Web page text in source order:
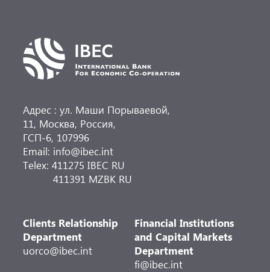
BT Capital Partners, подразделение
инвестиционного банкинга и рынков
капитала Banca Transilvania Financial Group.
Адрес : ул. Маши Порываевой,
11, Москва, Россия,
ГСП-6, 107996
Email: info@ibec.int
Telex: 411275 IBEC RU
411391 MZBK RU
Clients Relationship
Department
uorco@ibec.int
Financial Institutions
and Capital Markets
Department
fi@ibec.int